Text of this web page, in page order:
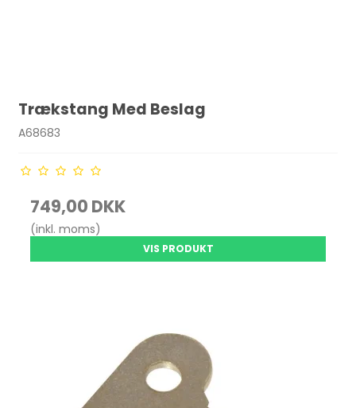
Trækstang Med Beslag
A68683
749,00 DKK
(inkl. moms)
VIS PRODUKT